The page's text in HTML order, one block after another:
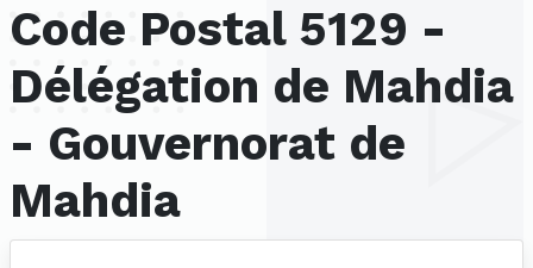
Code Postal 5129 -
Délégation de Mahdia
- Gouvernorat de
Mahdia